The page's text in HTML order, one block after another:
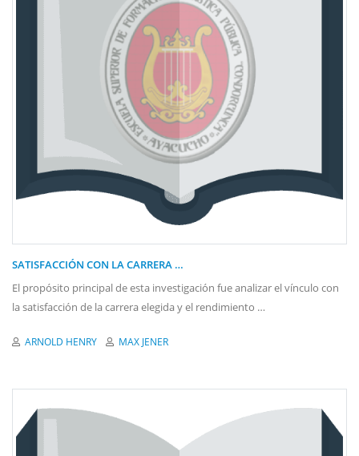
SATISFACCIÓN CON LA CARRERA …
El propósito principal de esta investigación fue analizar el vínculo con
la satisfacción de la carrera elegida y el rendimiento …
ARNOLD HENRY MAX JENER